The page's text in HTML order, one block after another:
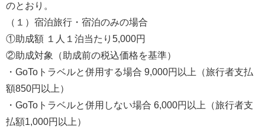
のとおり。
（１）宿泊旅行・宿泊のみの場合
①助成額 １人１泊当たり5,000円
②助成対象（助成前の税込価格を基準）
・GoToトラベルと併用する場合 9,000円以上（旅行者支払
額850円以上）
・GoToトラベルと併用しない場合 6,000円以上（旅行者支
払額1,000円以上）